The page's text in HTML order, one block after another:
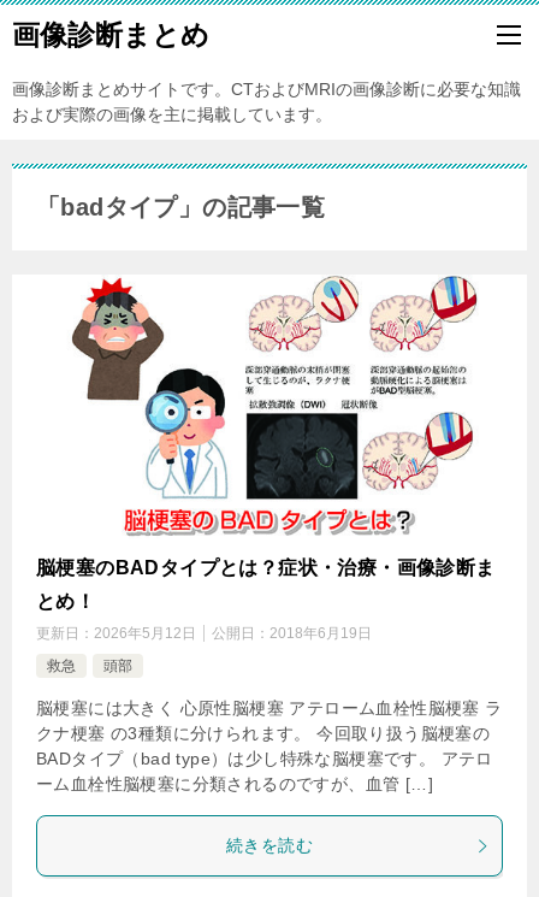
画像診断まとめ
画像診断まとめサイトです。CTおよびMRIの画像診断に必要な知識
および実際の画像を主に掲載しています。
「badタイプ」の記事一覧
脳梗塞のBADタイプとは？症状・治療・画像診断ま
とめ！
更新日： 2026年5月12日 公開日： 2018年6月19日
救急
頭部
脳梗塞には大きく 心原性脳梗塞 アテローム血栓性脳梗塞 ラ
クナ梗塞 の3種類に分けられます。 今回取り扱う脳梗塞の
BADタイプ（bad type）は少し特殊な脳梗塞です。 アテロ
ーム血栓性脳梗塞に分類されるのですが、血管 […]
続きを読む